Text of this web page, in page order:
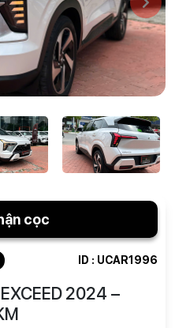
cọc
ID : UCAR1996
2024 –